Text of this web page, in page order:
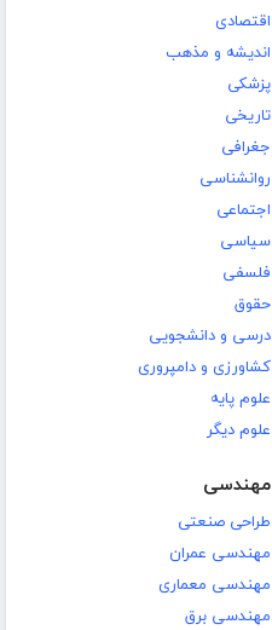
اقتصادی
اندیشه و مذهب
پزشکی
تاریخی
جغرافی
روانشناسی
اجتماعی
سیاسی
فلسفی
حقوق
درسی و دانشجویی
کشاورزی و دامپروری
علوم پایه
علوم دیگر
مهندسی
طراحی صنعتی
مهندسی عمران
مهندسی معماری
مهندسی برق